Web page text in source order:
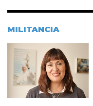
MILITANCIA
Imagen